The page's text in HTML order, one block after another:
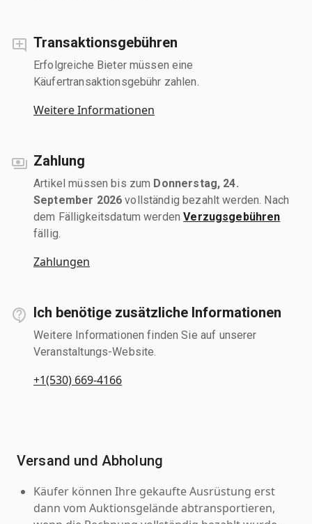
Transaktionsgebühren
Erfolgreiche Bieter müssen eine
Käufertransaktionsgebühr zahlen.
Weitere Informationen
Zahlung
Artikel müssen bis zum Donnerstag, 24.
September 2026 vollständig bezahlt werden. Nach
dem Fälligkeitsdatum werdenVerzugsgebühren
fällig.
Zahlungen
Ich benötige zusätzliche Informationen
Weitere Informationen finden Sie auf unserer
Veranstaltungs-Website.
+1(530) 669-4166
Versand und Abholung
Käufer können Ihre gekaufte Ausrüstung erst
dann vom Auktionsgelände abtransportieren,